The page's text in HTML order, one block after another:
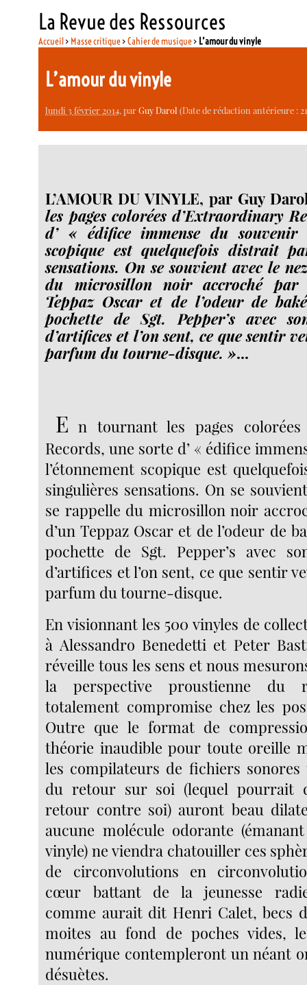
La Revue des Ressources
Accueil> Masse critique>Cahier de musique> L’amour du vinyle
L’amour du vinyle
lundi 3 février 2014, parGuy Darol (Date de rédaction antérieure :
L’AMOUR DU VINYLE, par Guy
les pages colorées d’Extraordinary
d’ « édifice immense du souvenir
scopique est quelquefois distrait
sensations. On se souvient avec le
du microsillon noir accroché par
Teppaz Oscar et de l’odeur de
pochette de Sgt. Pepper’s avec
d’artifices et l’on sent, ce que sentir
parfum du tourne-disque. »...
E n tournant les pages colorées
Records, une sorte d’ « édifice
l’étonnement scopique est
singulières sensations. On se
se rappelle du microsillon noir
d’un Teppaz Oscar et de l’odeur de
pochette de Sgt. Pepper’s avec
d’artifices et l’on sent, ce que sentir
parfum du tourne-disque.
En visionnant les 500 vinyles de
à Alessandro Benedetti et Peter
réveille tous les sens et nous
la perspective proustienne du
totalement compromise chez les
Outre que le format de
théorie inaudible pour toute oreille
les compilateurs de fichiers sonores
du retour sur soi (lequel pourrait
retour contre soi) auront beau
aucune molécule odorante
vinyle) ne viendra chatouiller ces
de circonvolutions en
cœur battant de la jeunesse
comme aurait dit Henri Calet, becs
moites au fond de poches vides,
numérique contempleront un néant
désuètes.